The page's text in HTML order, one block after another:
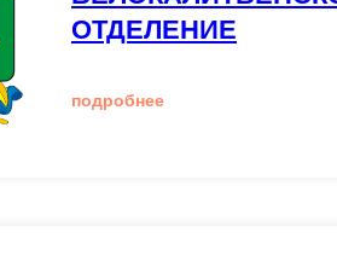
ОТДЕЛЕНИЕ
подробнее